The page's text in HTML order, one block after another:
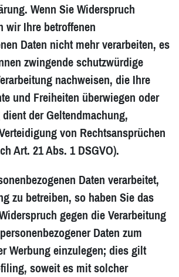
Wenn Sie Widerspruch
wir Ihre betroffenen
Daten nicht mehr verarbeiten, es
zwingende schutzwürdige
nachweisen, die Ihre
und Freiheiten überwiegen oder
der Geltendmachung,
von Rechtsansprüchen
Art. 21 Abs. 1 DSGVO).
Daten verarbeitet,
zu betreiben, so haben Sie das
gegen die Verarbeitung
Daten zum
Werbung einzulegen; dies gilt
soweit es mit solcher